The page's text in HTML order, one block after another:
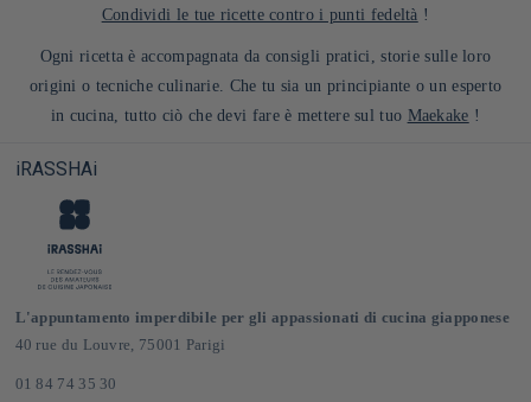
Condividi le tue ricette contro i punti fedeltà !
Ogni ricetta è accompagnata da consigli pratici, storie sulle loro
origini o tecniche culinarie. Che tu sia un principiante o un esperto
in cucina, tutto ciò che devi fare è mettere sul tuo Maekake !
iRASSHAi
L'appuntamento imperdibile per gli appassionati di cucina giapponese
40 rue du Louvre, 75001 Parigi
01 84 74 35 30